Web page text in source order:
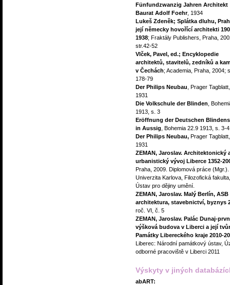
Fünfundzwanzig Jahren Architekt
Baurat Adolf Foehr, 1934
Lukeš Zdeněk; Splátka dluhu,
její německy hovořící architekti
1938; Fraktály Publishers, Praha,
str.42-52
Vlček, Pavel, ed.; Encyklopedie
architektů, stavitelů, zedníků a
v Čechách; Academia, Praha, 2004;
178-79
Der Philips Neubau , Prager
1931
Die Volkschule der Blinden ,
1913, s. 3
Eröffnung der Deutschen
in Aussig , Bohemia 22.9 1913, s. 3-4
Der Philips Neubau, Prager
1931
ZEMAN, Jaroslav. Architektonický
urbanistický vývoj Liberce 1352-
Praha, 2009. Diplomová práce (Mgr.).
Univerzita Karlova, Filozofická fakulta,
Ústav pro dějiny umění.
ZEMAN, Jaroslav. Malý Berlín, ASB
architektura, stavebnictví, byznys
roč. VI, č. 5
ZEMAN, Jaroslav. Palác Dunaj-
výšková budova v Liberci a její
Památky Libereckého kraje 2010-
Liberec: Národní památkový ústav,
odborné pracoviště v Liberci 2011
Výskyty v jiných
abART: